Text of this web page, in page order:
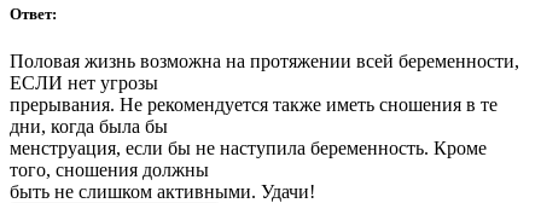
Ответ:
Половая жизнь возможна на протяжении всей беременности,
ЕСЛИ нет угрозы
прерывания. Не рекомендуется также иметь сношения в те
дни, когда была бы
менструация, если бы не наступила беременность. Кроме
того, сношения должны
быть не слишком активными. Удачи!